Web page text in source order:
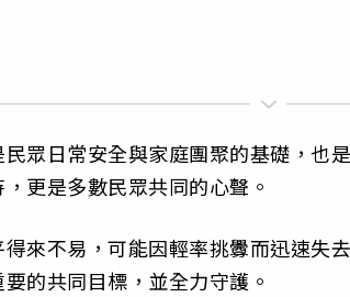
眾日常安全與家庭團聚的基礎，也
更是多數民眾共同的心聲。
來不易，可能因輕率挑釁而迅速失
的共同目標，並全力守護。